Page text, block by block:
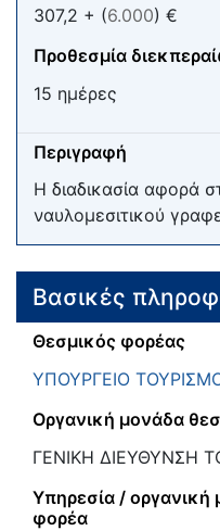
307,2 + (6.000) €
Προθεσμία
15 ημέρες
Περιγραφή
Η διαδικασία αφορά
ναυλομεσιτικού
Βασικές
Θεσμικός φορέας
ΥΠΟΥΡΓΕΙΟ
Οργανική μονάδα
ΓΕΝΙΚΗ ΔΙΕΥΘΥΝΣΗ
Υπηρεσία /
φορέα